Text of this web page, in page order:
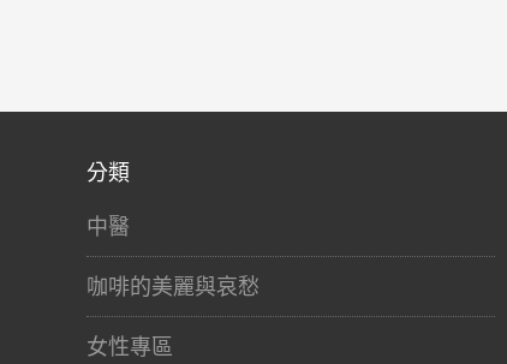
分類
中醫
咖啡的美麗與哀愁
女性專區